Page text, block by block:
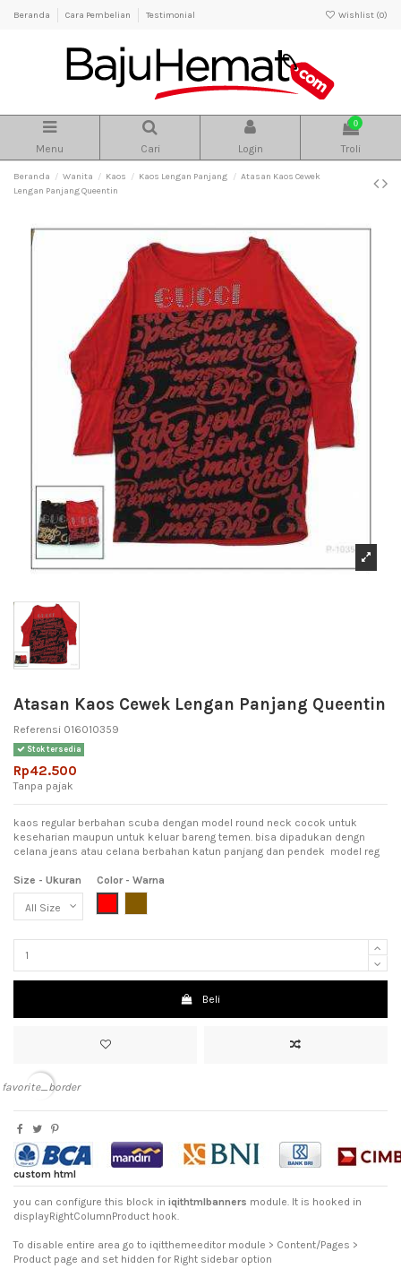
Beranda Cara Pembelian Testimonial Wishlist (0)
Menu Cari Login
0
Troli
Beranda Wanita Kaos Kaos Lengan Panjang
Atasan Kaos Cewek
Lengan Panjang Queentin
Atasan Kaos Cewek Lengan Panjang Queentin
Referensi 016010359
Stok tersedia
Rp42.500
Tanpa pajak
kaos regular berbahan scuba dengan model round neck cocok untuk
keseharian maupun untuk keluar bareng temen. bisa dipadukan dengn
celana jeans atau celana berbahan katun panjang dan pendek model reg
Size - Ukuran
Color - Warna
Beli
favorite_border
custom html
you can configure this block in iqithtmlbanners module. It is hooked in
displayRightColumnProduct hook.
To disable entire area go to iqitthemeeditor module > Content/Pages >
Product page and set hidden for Right sidebar option